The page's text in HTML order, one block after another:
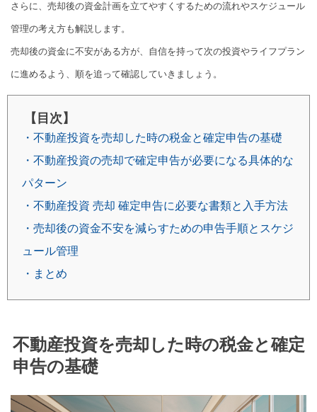
さらに、売却後の資金計画を立てやすくするための流れやスケジュール
管理の考え方も解説します。
売却後の資金に不安がある方が、自信を持って次の投資やライフプラン
に進めるよう、順を追って確認していきましょう。
【目次】
・不動産投資を売却した時の税金と確定申告の基礎
・不動産投資の売却で確定申告が必要になる具体的な
パターン
・不動産投資 売却 確定申告に必要な書類と入手方法
・売却後の資金不安を減らすための申告手順とスケジ
ュール管理
・まとめ
不動産投資を売却した時の税金と確定
申告の基礎